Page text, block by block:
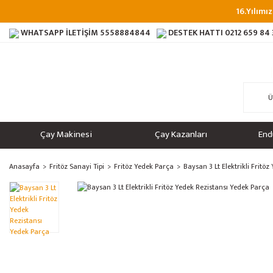
WHATSAPP İLETİŞİM 5558884844 DESTEK HATTI 0212 659 84
Çay Makinesi Çay Kazanları
Anasayfa Fritöz Sanayi Tipi Fritöz Yedek Parça Baysan 3 Lt Elektrikli Fritöz